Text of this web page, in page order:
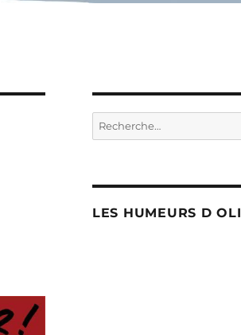
Recherche
pour :
LES HUMEURS D OLI